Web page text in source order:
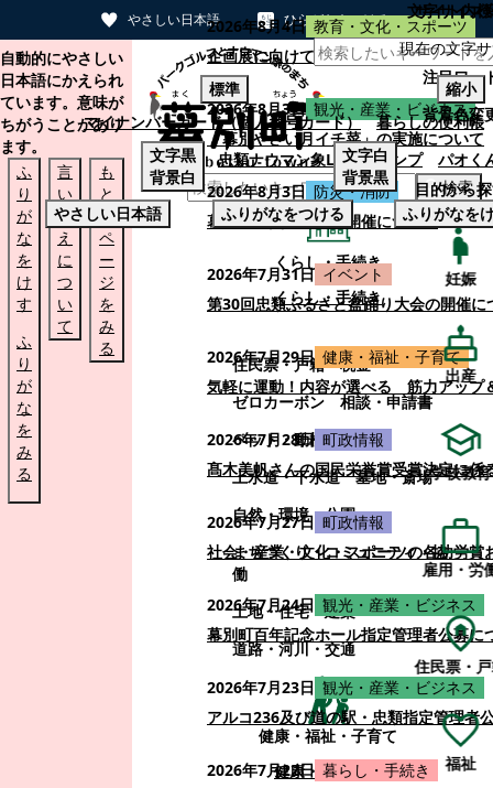
やさしい日本語 ひらがなをつける
本文へスキップする
自動的にやさしい
日本語にかえられ
ています。意味が
ちがうことがあり
ます。
ふ
り
が
な
を
け
す
ふ
り
が
な
を
み
る
言
い
替
え
に
つ
い
て
も
と
の
ペ
ー
ジ
を
み
る
検索
くらし・手続き
くらし・手続き
住民票・戸籍
税金
ゼロカーボン
相談・申請書
ペット・動植物
ごみ
上水道・下水道
墓地・斎場
自然・環境・公園
まちづくり・コミュニティ・協
働
土地・住宅・建築
道路・河川・交通
健康・福祉・子育て
健康・福祉・子育て
2026年8月4日 教育・文化・スポーツ
企画展に向けて：安東ウメ子さんとの思
2026年8月3日 観光・産業・ビジネス
「幕別やさい月イチ菜」の実施について
2026年8月3日 防災・消防
幕別町防災フェアの開催について
2026年7月31日 イベント
第30回忠類ふるさと盆踊り大会の開催に
2026年7月29日 健康・福祉・子育て
気軽に運動！内容が選べる 筋力アップ
2026年7月28日 町政情報
髙木美帆さんの国民栄誉賞受賞決定に係
2026年7月27日 町政情報
社会・産業・文化・スポーツの各功労
2026年7月24日 観光・産業・ビジネス
幕別町百年記念ホール指定管理者公募に
2026年7月23日 観光・産業・ビジネス
アルコ236及び道の駅・忠類指定管理者
2026年7月22日 暮らし・手続き
サイト内
注目ワー
マイナンバーカード（個人番号カード）
暮らしの便利帳
忠類ナウマン象LINEスタンプ
パオく
目的から
妊娠
出産
学校教育
雇用・労
住民票・
福祉
文字サイズ
現在の文字
標準
縮小
背景色変
文字黒
背景白
文字白
背景黒
やさしい日本語
ふりがなをつける ふりがなを